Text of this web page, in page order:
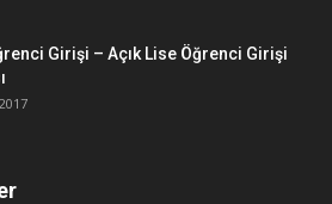
Girişi – Açık Lise Öğrenci Girişi